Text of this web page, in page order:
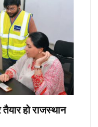
हो राजस्थान